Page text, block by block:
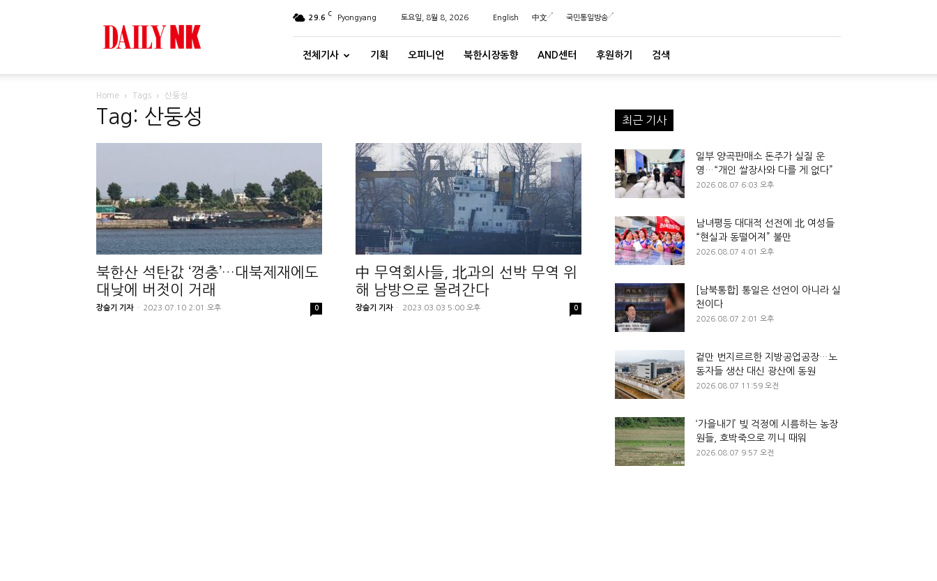
29.6 C Pyongyang 토요일, 8월 8, 2026 English 中文 국민통일방송
전체기사 기획 오피니언 북한시장동향 AND센터 후원하기 검색
Home Tags 산둥성
Tag: 산둥성
북한산 석탄값 ‘껑충’…대북제재에도
대낮에 버젓이 거래
장슬기 기자 - 2023.07.10 2:01 오후 0
中 무역회사들, 北과의 선박 무역 위
해 남방으로 몰려간다
장슬기 기자 - 2023.03.03 5:00 오후 0
최근 기사
일부 양곡판매소 돈주가 실질 운
영…“개인 쌀장사와 다를 게 없다”
2026.08.07 6:03 오후
남녀평등 대대적 선전에 北 여성들
“현실과 동떨어져” 불만
2026.08.07 4:01 오후
[남북통합] 통일은 선언이 아니라 실
천이다
2026.08.07 2:01 오후
겉만 번지르르한 지방공업공장…노
동자들 생산 대신 광산에 동원
2026.08.07 11:59 오전
‘가을내기’ 빚 걱정에 시름하는 농장
원들, 호박죽으로 끼니 때워
2026.08.07 9:57 오전